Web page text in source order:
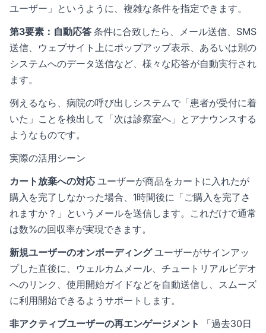
ユーザー」というように、複雑な条件を指定できます。
第3要素：自動応答 条件に合致したら、メール送信、SMS
送信、ウェブサイト上にポップアップ表示、あるいは別の
システムへのデータ送信など、様々な応答が自動実行され
ます。
例えるなら、病院の呼び出しシステムで「患者が受付に着
いた」ことを検出して「次は診察室へ」とアナウンスする
ようなものです。
実際の活用シーン
カート放棄への対応 ユーザーが商品をカートに入れたが
購入を完了しなかった場合、1時間後に「ご購入を完了さ
れますか？」というメールを送信します。これだけで通常
は数%の回収率が実現できます。
新規ユーザーのオンボーディングユーザーがサインアッ
プした直後に、ウェルカムメール、チュートリアルビデオ
へのリンク、使用開始ガイドなどを自動送信し、スムーズ
に利用開始できるようサポートします。
非アクティブユーザーの再エンゲージメント
「過去30日